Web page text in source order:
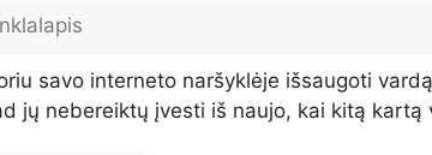
savo interneto naršyklėje išsaugoti
jų nebereiktų įvesti iš naujo, kai kitą kartą